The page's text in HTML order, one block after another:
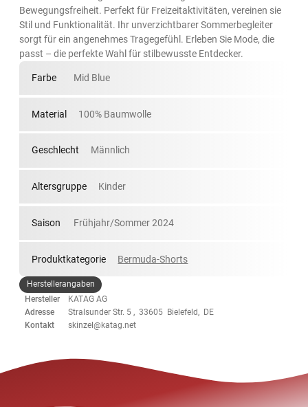
Bewegungsfreiheit. Perfekt für Freizeitaktivitäten, vereinen sie
Stil und Funktionalität. Ihr unverzichtbarer Sommerbegleiter
sorgt für ein angenehmes Tragegefühl. Erleben Sie Mode, die
passt – die perfekte Wahl für stilbewusste Entdecker.
Farbe Mid Blue
Material 100% Baumwolle
Geschlecht Männlich
Altersgruppe Kinder
Saison Frühjahr/Sommer 2024
Produktkategorie Bermuda-Shorts
Herstellerangaben
Hersteller
KATAG AG
Adresse
Stralsunder Str. 5 , 33605 Bielefeld, DE
Kontakt
skinzel@katag.net